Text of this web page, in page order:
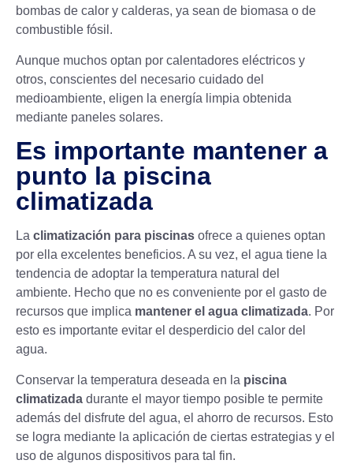
bombas de calor y calderas, ya sean de biomasa o de
combustible fósil.
Aunque muchos optan por calentadores eléctricos y
otros, conscientes del necesario cuidado del
medioambiente, eligen la energía limpia obtenida
mediante paneles solares.
Es importante mantener a
punto la piscina
climatizada
La climatización para piscinas ofrece a quienes optan
por ella excelentes beneficios. A su vez, el agua tiene la
tendencia de adoptar la temperatura natural del
ambiente. Hecho que no es conveniente por el gasto de
recursos que implica mantener el agua climatizada. Por
esto es importante evitar el desperdicio del calor del
agua.
Conservar la temperatura deseada en la piscina
climatizada durante el mayor tiempo posible te permite
además del disfrute del agua, el ahorro de recursos. Esto
se logra mediante la aplicación de ciertas estrategias y el
uso de algunos dispositivos para tal fin.